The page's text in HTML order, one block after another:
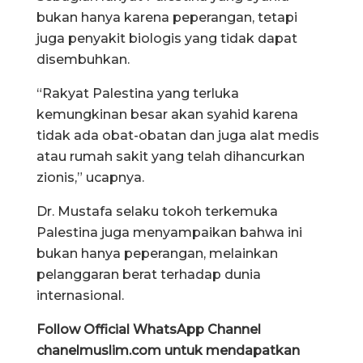
bukan hanya karena peperangan, tetapi
juga penyakit biologis yang tidak dapat
disembuhkan.
“Rakyat Palestina yang terluka
kemungkinan besar akan syahid karena
tidak ada obat-obatan dan juga alat medis
atau rumah sakit yang telah dihancurkan
zionis,” ucapnya.
Dr. Mustafa selaku tokoh terkemuka
Palestina juga menyampaikan bahwa ini
bukan hanya peperangan, melainkan
pelanggaran berat terhadap dunia
internasional.
Follow Official WhatsApp Channel
chanelmuslim.com untuk mendapatkan